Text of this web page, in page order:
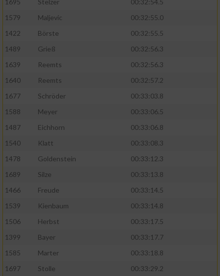
1695
Stelzer
00:32:54.5
1579
Maljevic
00:32:55.0
1422
Börste
00:32:55.5
1489
Grieß
00:32:56.3
1639
Reemts
00:32:56.3
1640
Reemts
00:32:57.2
1677
Schröder
00:33:03.8
1588
Meyer
00:33:06.5
1487
Eichhorn
00:33:06.8
1540
Klatt
00:33:08.3
1478
Goldenstein
00:33:12.3
1689
Silze
00:33:13.8
1466
Freude
00:33:14.5
1539
Kienbaum
00:33:14.8
1506
Herbst
00:33:17.5
1399
Bayer
00:33:17.7
1585
Marter
00:33:18.8
1697
Stolle
00:33:29.2